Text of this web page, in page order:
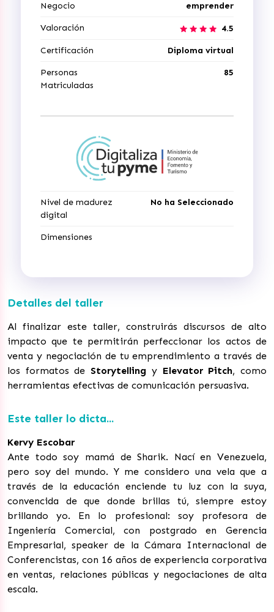
Negocio
emprender
Valoración 4.5
Certificación Diploma virtual
Personas
Matriculadas
85
Nivel de madurez
digital
No ha Seleccionado
Dimensiones
Detalles del taller
Al finalizar este taller, construirás discursos de alto
impacto que te permitirán perfeccionar los actos de
venta y negociación de tu emprendimiento a través de
los formatos de Storytelling y Elevator Pitch, como
herramientas efectivas de comunicación persuasiva.
Este taller lo dicta...
Kervy Escobar
Ante todo soy mamá de Sharik. Nací en Venezuela,
pero soy del mundo. Y me considero una vela que a
través de la educación enciende tu luz con la suya,
convencida de que donde brillas tú, siempre estoy
brillando yo. En lo profesional: soy profesora de
Ingeniería Comercial, con postgrado en Gerencia
Empresarial, speaker de la Cámara Internacional de
Conferencistas, con 16 años de experiencia corporativa
en ventas, relaciones públicas y negociaciones de alta
escala.